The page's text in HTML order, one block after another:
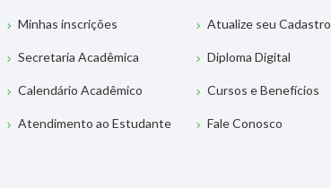
Minhas inscrições
Secretaria Acadêmica
Calendário Acadêmico
Atendimento ao Estudante
Atualize seu Cadastro
Diploma Digital
Cursos e Benefícios
Fale Conosco